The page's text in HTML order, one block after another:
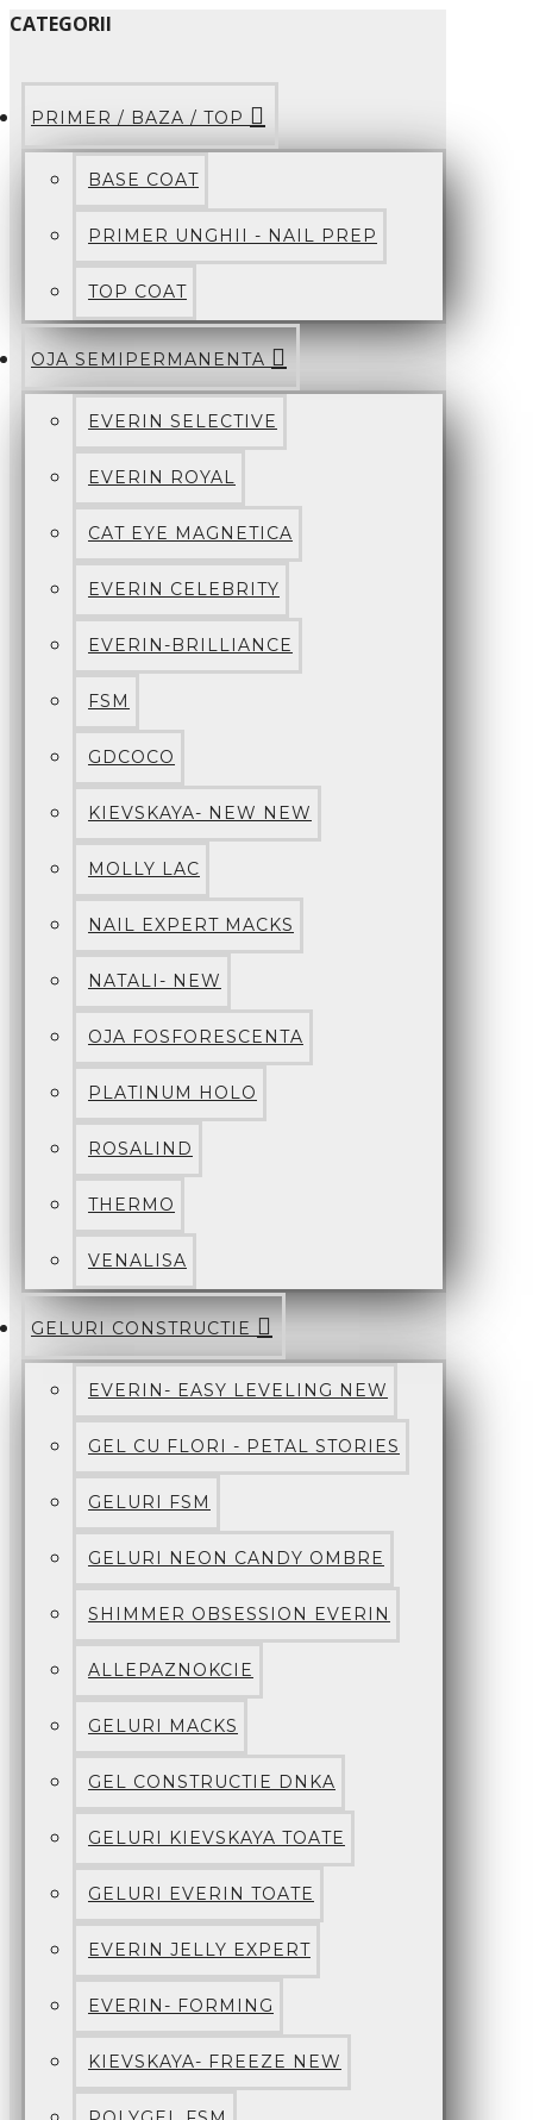
CATEGORII
PRIMER / BAZA / TOP
BASE COAT
PRIMER UNGHII - NAIL PREP
TOP COAT
OJA SEMIPERMANENTA
EVERIN SELECTIVE
EVERIN ROYAL
CAT EYE MAGNETICA
EVERIN CELEBRITY
EVERIN-BRILLIANCE
FSM
GDCOCO
KIEVSKAYA- NEW NEW
MOLLY LAC
NAIL EXPERT MACKS
NATALI- NEW
OJA FOSFORESCENTA
PLATINUM HOLO
ROSALIND
THERMO
VENALISA
GELURI CONSTRUCTIE
EVERIN- EASY LEVELING NEW
GEL CU FLORI - PETAL STORIES
GELURI FSM
GELURI NEON CANDY OMBRE
SHIMMER OBSESSION EVERIN
ALLEPAZNOKCIE
GELURI MACKS
GEL CONSTRUCTIE DNKA
GELURI KIEVSKAYA TOATE
GELURI EVERIN TOATE
EVERIN JELLY EXPERT
EVERIN- FORMING
KIEVSKAYA- FREEZE NEW